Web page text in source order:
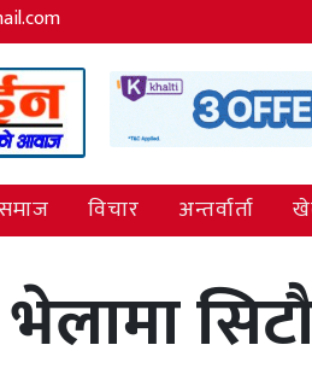
विचार अन्तर्वार्ता